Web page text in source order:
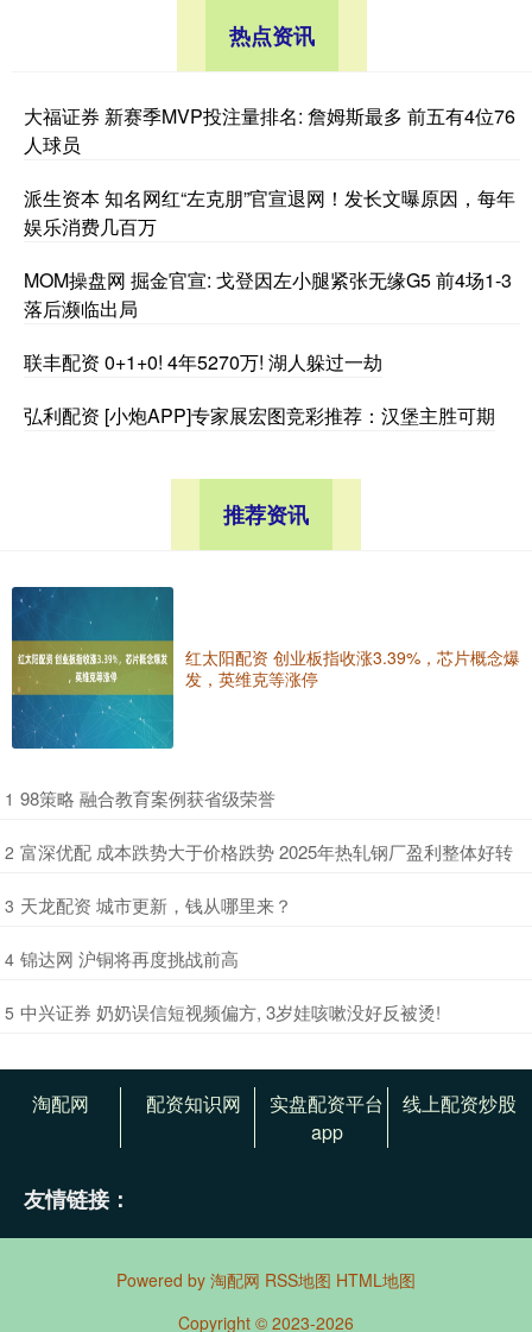
热点资讯
大福证券 新赛季MVP投注量排名: 詹姆斯最多 前五有4位76
人球员
派生资本 知名网红“左克朋”官宣退网！发长文曝原因，每年
娱乐消费几百万
MOM操盘网 掘金官宣: 戈登因左小腿紧张无缘G5 前4场1-3
落后濒临出局
联丰配资 0+1+0! 4年5270万! 湖人躲过一劫
弘利配资 [小炮APP]专家展宏图竞彩推荐：汉堡主胜可期
推荐资讯
红太阳配资 创业板指收涨3.39%，芯片概念爆
发，英维克等涨停
1 ​98策略 融合教育案例获省级荣誉
2 ​富深优配 成本跌势大于价格跌势 2025年热轧钢厂盈利整体好转
3 ​天龙配资 城市更新，钱从哪里来？
4 ​锦达网 沪铜将再度挑战前高
5 ​中兴证券 奶奶误信短视频偏方, 3岁娃咳嗽没好反被烫!
淘配网 配资知识网
实盘配资平台
app
线上配资炒股
友情链接：
Powered by 淘配网 RSS地图 HTML地图
Copyright © 2023-2026